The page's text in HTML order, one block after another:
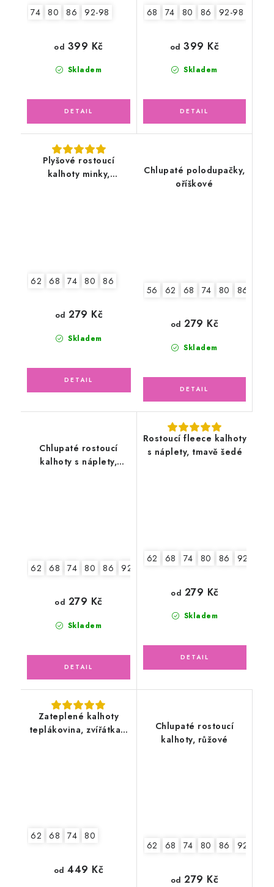
74 80 86 92-98
Skladem
od 399 Kč
68 74 80 86 92-98
Skladem
od 399 Kč
Plyšové rostoucí
kalhoty minky,
62 68 74 80 86
Skladem
od 279 Kč
Chlupaté polodupačky,
oříškové
56 62 68 74 80 86
Skladem
od 279 Kč
Chlupaté rostoucí
kalhoty s náplety,
62 68 74 80 86 92-98
Skladem
od 279 Kč
Rostoucí fleece kalhoty
s náplety, tmavě šedé
62 68 74 80 86 92
Skladem
od 279 Kč
Zateplené kalhoty
teplákovina, zvířátka v
62 68 74 80
od 449 Kč
Chlupaté rostoucí
kalhoty, růžové
62 68 74 80 86 92-98
od 279 Kč